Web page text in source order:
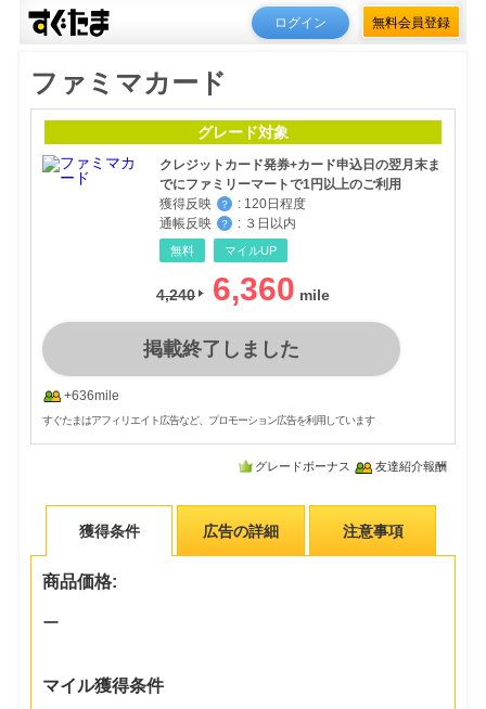
ログイン 無料会員登録
ファミマカード
グレード対象
クレジットカード発券+カード申込日の翌月末ま
でにファミリーマートで1円以上のご利用
獲得反映
？ : 120日程度
通帳反映
？ : ３日以内
無料 マイルUP
4,240 6,360
掲載終了しました
+636mile
すぐたまはアフィリエイト広告など、プロモーション広告を利用しています
グレードボーナス 友達紹介報酬
獲得条件 広告の詳細 注意事項
商品価格:
ー
マイル獲得条件